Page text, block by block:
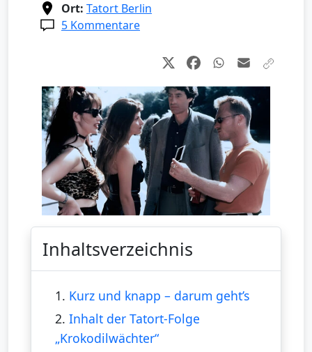
Ort: Tatort Berlin
5 Kommentare
Inhaltsverzeichnis
1. Kurz und knapp – darum geht’s
2. Inhalt der Tatort-Folge
„Krokodilwächter“